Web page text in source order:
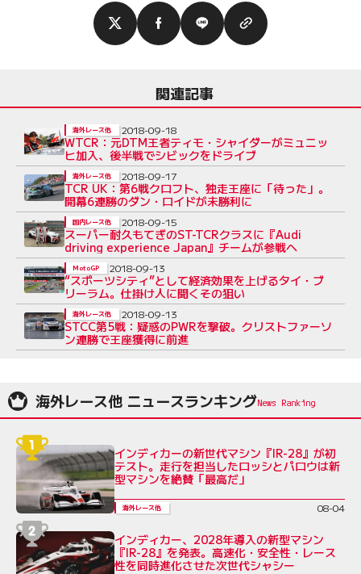
関連記事
WTCR：元DTM王者ティモ・シャイダーがミュニッ
ヒ加入、後半戦でシビックをドライブ
海外レース他 2018-09-18
TCR UK：第6戦クロフト、独走王座に「待った」。
開幕6連勝のダン・ロイドが未勝利に
海外レース他 2018-09-17
スーパー耐久もてぎのST-TCRクラスに『Audi
driving experience Japan』チームが参戦へ
国内レース他 2018-09-15
“スポーツシティ”として経済効果を上げるタイ・ブ
リーラム。仕掛け人に聞くその狙い
MotoGP 2018-09-13
STCC第5戦：疑惑のPWRを撃破。クリストファーソ
ン連勝で王座獲得に前進
海外レース他 2018-09-13
海外レース他 ニュースランキング
インディカーの新世代マシン『IR-28』が初
テスト。走行を担当したロッシとパロウは新
型マシンを絶賛「最高だ」
海外レース他 08-04
インディカー、2028年導入の新型マシン
『IR-28』を発表。高速化・安全性・レース
性を同時進化させた次世代シャシー